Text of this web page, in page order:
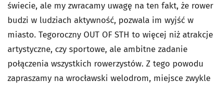
świecie, ale my zwracamy uwagę na ten fakt, że rower
budzi w ludziach aktywność, pozwala im wyjść w
miasto. Tegoroczny OUT OF STH to więcej niż atrakcje
artystyczne, czy sportowe, ale ambitne zadanie
połączenia wszystkich rowerzystów. Z tego powodu
zapraszamy na wrocławski welodrom, miejsce zwykle